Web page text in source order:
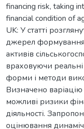
financing risk, taking
financial condition of
UK: У статті
джерел формування
активів
враховуючи
форми і методи
Визначено
можливі ризики
діяльності.
оцінювання